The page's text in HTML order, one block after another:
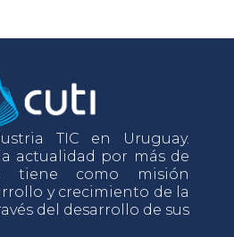
TIC en Uruguay.
actualidad por más de
tiene como misión
y crecimiento de la
del desarrollo de sus